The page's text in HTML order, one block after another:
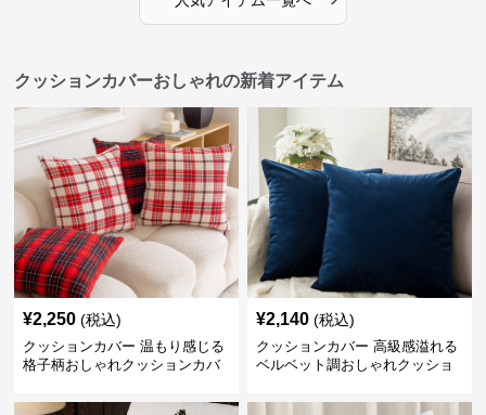
クッションカバーおしゃれの新着アイテム
¥2,250 (税込)
クッションカバー 温もり感じる
格子柄おしゃれクッションカバ
¥2,140 (税込)
クッションカバー 高級感溢れる
ベルベット調おしゃれクッショ